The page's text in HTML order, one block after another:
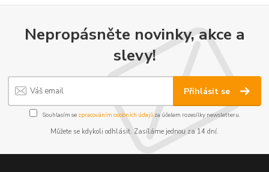
Nepropásněte novinky, akce a
slevy!
Přihlásit se
Souhlasím se zpracováním osobních údajůza účelem rozesílky newsletteru.
Můžete se kdykoli odhlásit. Zasíláme jednou za 14 dní.